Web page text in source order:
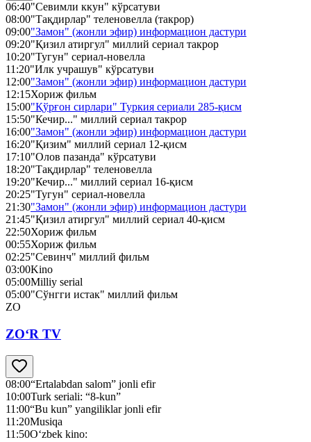
06:40"Севимли ккун" кўрсатуви
08:00"Тақдирлар" теленовелла (такрор)
09:00"Замон" (жонли эфир) информацион дастури
09:20"Қизил атиргул" миллий сериал такрор
10:20"Тугун" сериал-новелла
11:20"Илк учрашув" кўрсатуви
12:00"Замон" (жонли эфир) информацион дастури
12:15Хориж фильм
15:00"Қўрғон сирлари" Туркия сериали 285-қисм
15:50"Кечир..." миллий сериал такрор
16:00"Замон" (жонли эфир) информацион дастури
16:20"Қизим" миллий сериал 12-қисм
17:10"Олов пазанда" кўрсатуви
18:20"Тақдирлар" теленовелла
19:20"Кечир..." миллий сериал 16-қисм
20:25"Тугун" сериал-новелла
21:30"Замон" (жонли эфир) информацион дастури
21:45"Қизил атиргул" миллий сериал 40-қисм
22:50Хориж фильм
00:55Хориж фильм
02:25"Севинч" миллий фильм
03:00Kino
05:00Milliy serial
05:00"Cўнгги истак" миллий фильм
ZO
ZO‘R TV
08:00“Ertalabdan salom” jonli efir
10:00Turk seriali: “8-kun”
11:00“Bu kun” yangiliklar jonli efir
11:20Musiqa
11:50O‘zbek kino: